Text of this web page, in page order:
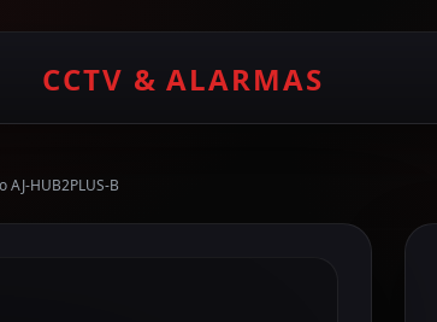
CCTV & ALARMAS
HUB2PLUS-B